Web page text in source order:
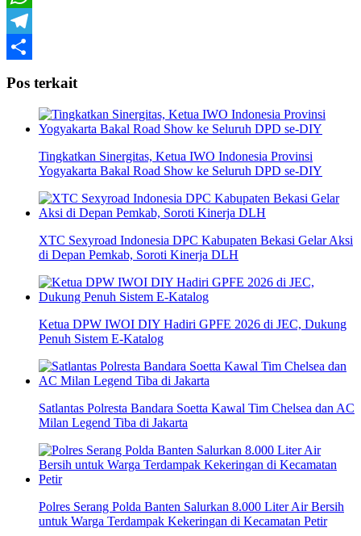
WhatsApp
Telegram
Pos terkait
Tingkatkan Sinergitas, Ketua IWO Indonesia Provinsi
Yogyakarta Bakal Road Show ke Seluruh DPD se-DIY
XTC Sexyroad Indonesia DPC Kabupaten Bekasi Gelar Aksi
di Depan Pemkab, Soroti Kinerja DLH
Ketua DPW IWOI DIY Hadiri GPFE 2026 di JEC, Dukung
Penuh Sistem E-Katalog
Satlantas Polresta Bandara Soetta Kawal Tim Chelsea dan AC
Milan Legend Tiba di Jakarta
Polres Serang Polda Banten Salurkan 8.000 Liter Air Bersih
untuk Warga Terdampak Kekeringan di Kecamatan Petir